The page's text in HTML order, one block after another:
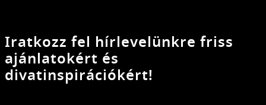
Iratkozz fel hírlevelünkre friss
ajánlatokért és
divatinspirációkért!